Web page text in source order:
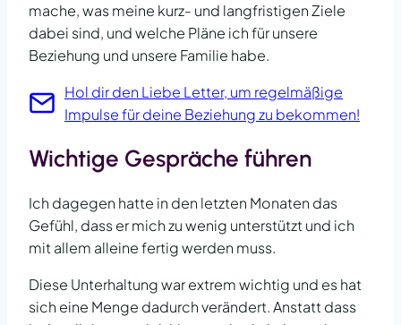
mache, was meine kurz- und langfristigen Ziele
dabei sind, und welche Pläne ich für unsere
Beziehung und unsere Familie habe.
Hol dir den Liebe Letter, um regelmäßige
Impulse für deine Beziehung zu bekommen!
Wichtige Gespräche führen
Ich dagegen hatte in den letzten Monaten das
Gefühl, dass er mich zu wenig unterstützt und ich
mit allem alleine fertig werden muss.
Diese Unterhaltung war extrem wichtig und es hat
sich eine Menge dadurch verändert. Anstatt dass